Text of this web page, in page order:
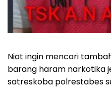
Niat ingin mencari
barang haram narkotika
satreskoba polrestabes